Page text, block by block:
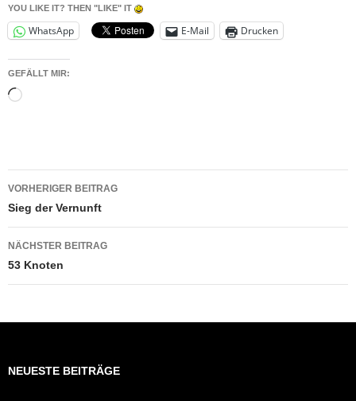
YOU LIKE IT? THEN "LIKE" IT
WhatsApp E-Mail Drucken
GEFÄLLT MIR:
Wird
Beitragsnavigation
VORHERIGER BEITRAG
Sieg der Vernunft
NÄCHSTER BEITRAG
53 Knoten
NEUESTE BEITRÄGE